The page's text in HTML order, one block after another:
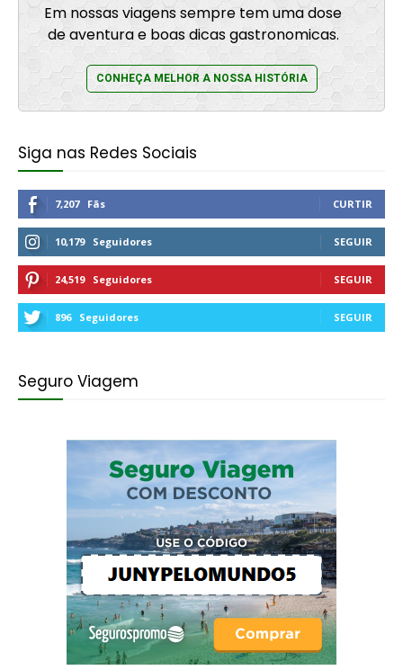
Em nossas viagens sempre tem uma dose
de aventura e boas dicas gastronomicas.
CONHEÇA MELHOR A NOSSA HISTÓRIA
Siga nas Redes Sociais
7,207 Fãs CURTIR
10,179 Seguidores SEGUIR
24,519 Seguidores SEGUIR
896 Seguidores SEGUIR
Seguro Viagem